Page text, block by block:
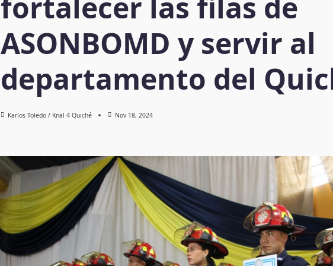
ASONBOMD y servir al
departamento del
Karlos Toledo / Knal 4 Quiché Nov 18, 2024